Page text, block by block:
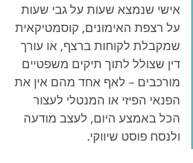
אישי שנמצא שעות על גבי שעות
על רצפת האימונים, קוסמטיקאית
שמקבלת לקוחות ברצף, או עורך
דין שצולל לתוך תיקים משפטיים
מורכבים – לאף אחד מהם אין את
הפנאי הפיזי או המנטלי לעצור
הכל באמצע היום, לעצב מודעה
ולנסח פוסט שיווקי.